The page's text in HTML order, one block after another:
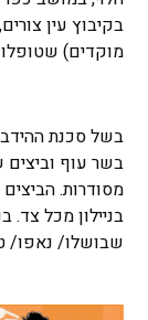
בקיבוץ עין
מוקדים)
בשל סכנת
בשר עוף וביצים
מסודרות. הביצים
בניילון מכל צד.
שבושלו/ נאפו/